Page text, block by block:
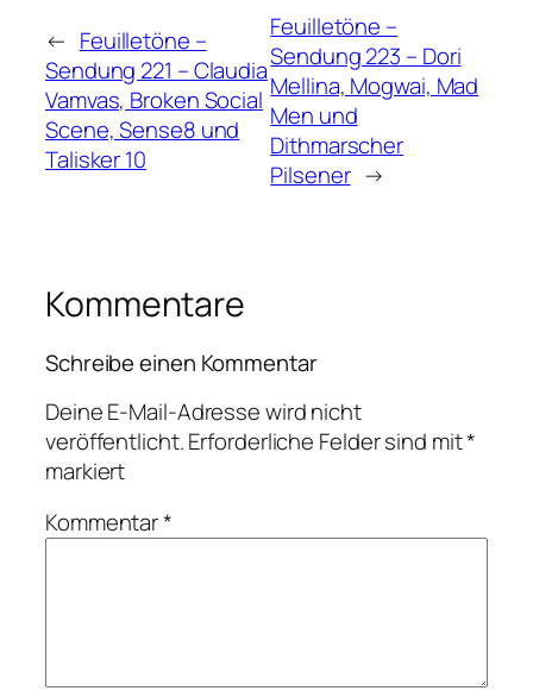
← Feuilletöne –
Sendung 221 – Claudia
Vamvas, Broken Social
Scene, Sense8 und
Talisker 10
Feuilletöne –
Sendung 223 – Dori
Mellina, Mogwai, Mad
Men und
Dithmarscher
Pilsener →
Kommentare
Schreibe einen Kommentar
Deine E-Mail-Adresse wird nicht
veröffentlicht.Erforderliche Felder sind mit*
markiert
Kommentar*